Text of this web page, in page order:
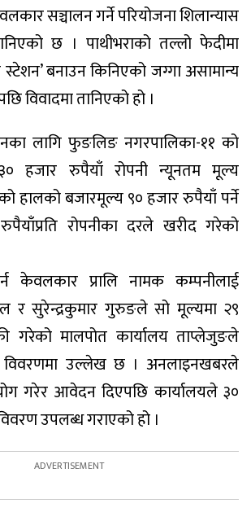
सञ्चालन गर्ने परियोजना शिलान्यास
छ । पाथीभराको तल्लो फेदीमा
बनाउन किनिएको जग्गा असामान्य
विवादमा तानिएको हो ।
लागि फुङलिङ नगरपालिका-११ को
हजार रुपैयाँ रोपनी न्यूनतम मूल्य
हालको बजारमूल्य ९० हजार रुपैयाँ पर्ने
रोपनीका दरले खरीद गरेको
केवलकार प्रालि नामक कम्पनीलाई
र सुरेन्द्रकुमार गुरुङले सो मूल्यमा २९
गरेको मालपोत कार्यालय ताप्लेजुङले
विवरणमा उल्लेख छ । अनलाइनखबरले
गरेर आवेदन दिएपछि कार्यालयले ३०
उपलब्ध गराएको हो ।